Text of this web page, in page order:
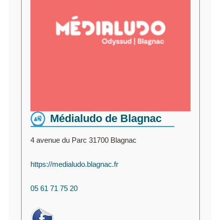
Médialudo de Blagnac
4 avenue du Parc 31700 Blagnac
https://medialudo.blagnac.fr
05 61 71 75 20